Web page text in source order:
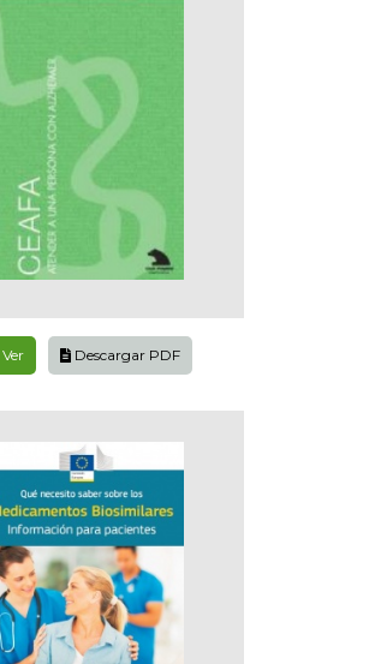
Ver Descargar PDF